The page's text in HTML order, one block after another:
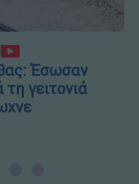
Έσωσαν
γειτονιά